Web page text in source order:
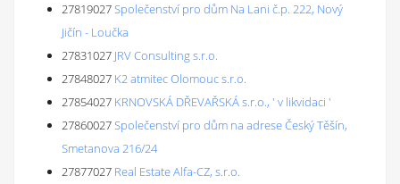
27819027Společenství pro dům Na Lani č.p. 222, Nový
Jičín - Loučka
27831027 JRV Consulting s.r.o.
27848027 K2 atmitec Olomouc s.r.o.
27854027 KRNOVSKÁ DŘEVAŘSKÁ s.r.o., ' v likvidaci '
27860027Společenství pro dům na adrese Český Těšín,
Smetanova 216/24
27877027 Real Estate Alfa-CZ, s.r.o.